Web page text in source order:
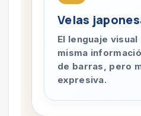
Velas
El lenguaje
misma
de barras, pero
expresiva.